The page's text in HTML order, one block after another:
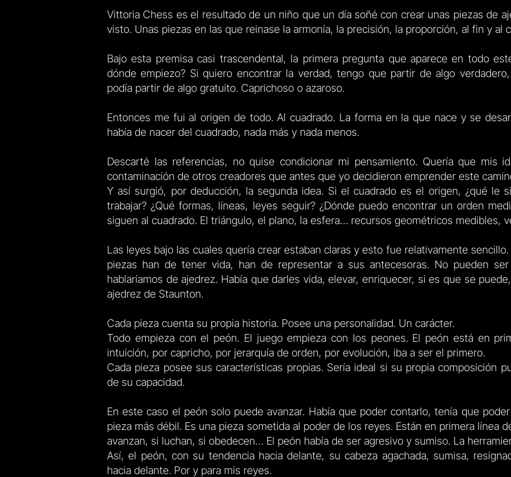
Vittoria Chess es el resultado de un niño que un día soñé con crear unas piezas de
visto. Unas piezas en las que reinase la armonía, la precisión, la proporción, al fin y al
Bajo esta premisa casi trascendental, la primera pregunta que aparece en todo
dónde empiezo? Si quiero encontrar la verdad, tengo que partir de algo
podía partir de algo gratuito. Caprichoso o azaroso.
Entonces me fui al origen de todo. Al cuadrado. La forma en la que nace y se
había de nacer del cuadrado, nada más y nada menos.
Descarté las referencias, no quise condicionar mi pensamiento. Quería que mis
contaminación de otros creadores que antes que yo decidieron emprender este
Y así surgió, por deducción, la segunda idea. Si el cuadrado es el origen, ¿qué le
trabajar? ¿Qué formas, líneas, leyes seguir? ¿Dónde puedo encontrar un orden
siguen al cuadrado. El triángulo, el plano, la esfera… recursos geométricos medibles,
Las leyes bajo las cuales quería crear estaban claras y esto fue relativamente
piezas han de tener vida, han de representar a sus antecesoras. No pueden
hablaríamos de ajedrez. Había que darles vida, elevar, enriquecer, si es que se
ajedrez de Staunton.
Cada pieza cuenta su propia historia. Posee una personalidad. Un carácter.
Todo empieza con el peón. El juego empieza con los peones. El peón está en
intuición, por capricho, por jerarquía de orden, por evolución, iba a ser el primero.
Cada pieza posee sus características propias. Sería ideal si su propia composición
de su capacidad.
En este caso el peón solo puede avanzar. Había que poder contarlo, tenía que
pieza más débil. Es una pieza sometida al poder de los reyes. Están en primera línea
avanzan, si luchan, si obedecen… El peón había de ser agresivo y sumiso. La
Así, el peón, con su tendencia hacia delante, su cabeza agachada, sumisa,
hacia delante. Por y para mis reyes.